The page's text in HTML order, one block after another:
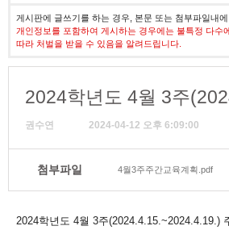
게시판에 글쓰기를 하는 경우, 본문 또는 첨부파일내
개인정보를 포함하여 게시하는 경우에는 불특정 다
따라 처벌을 받을 수 있음을 알려드립니다.
2024학년도 4월 3주
권수연 2024-04-12 오후 6:09:00
첨부파일 4월3주주간교육계획.pdf
2024학년도 4월 3주(2024.4.15.~2024.4.19.)